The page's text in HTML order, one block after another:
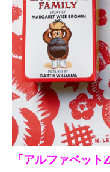
「アルファベット